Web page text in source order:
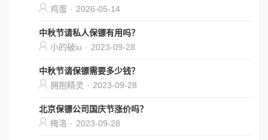
鸡蛋 · 2026-05-14
中秋节请私人保镖有用吗？
小的破iu · 2023-09-28
中秋节请保镖需要多少钱？
拥抱精灵 · 2023-09-28
北京保镖公司国庆节涨价吗？
梅洛 · 2023-09-28